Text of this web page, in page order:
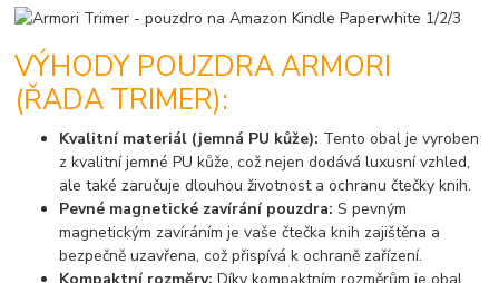
VÝHODY POUZDRA ARMORI
(ŘADA TRIMER):
Kvalitní materiál (jemná PU kůže): Tento obal je vyroben
z kvalitní jemné PU kůže, což nejen dodává luxusní vzhled,
ale také zaručuje dlouhou životnost a ochranu čtečky knih.
Pevné magnetické zavírání pouzdra: S pevným
magnetickým zavíráním je vaše čtečka knih zajištěna a
bezpečně uzavřena, což přispívá k ochraně zařízení.
Kompaktní rozměry: Díky kompaktním rozměrům je obal